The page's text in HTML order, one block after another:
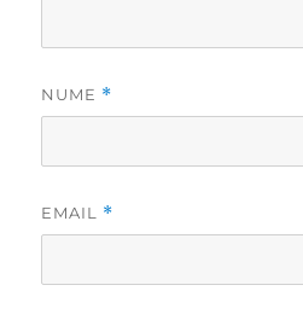
NUME *
EMAIL *